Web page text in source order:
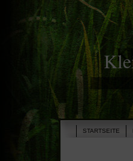
STARTSEITE